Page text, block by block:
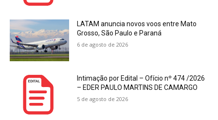
LATAM anuncia novos voos entre Mato
Grosso, São Paulo e Paraná
6 de agosto de 2026
Intimação por Edital – Ofício nº 474 /2026
– EDER PAULO MARTINS DE CAMARGO
5 de agosto de 2026